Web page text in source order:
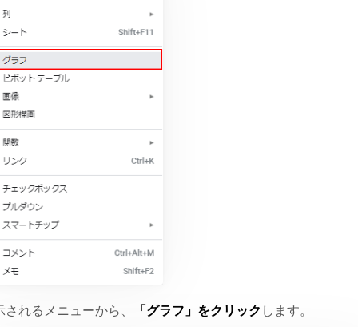
されるメニューから、 「グラフ」をクリック します。